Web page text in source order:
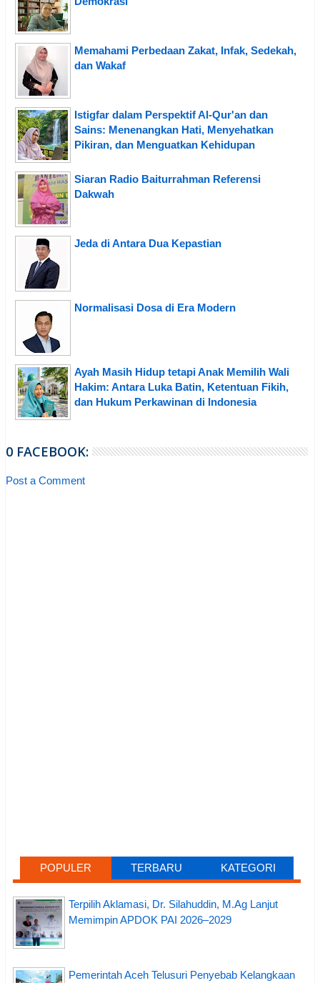
Memahami Perbedaan Zakat, Infak, Sedekah,
dan Wakaf
Istigfar dalam Perspektif Al-Qur'an dan
Sains: Menenangkan Hati, Menyehatkan
Pikiran, dan Menguatkan Kehidupan
Siaran Radio Baiturrahman Referensi
Dakwah
Jeda di Antara Dua Kepastian
Normalisasi Dosa di Era Modern
Ayah Masih Hidup tetapi Anak Memilih Wali
Hakim: Antara Luka Batin, Ketentuan Fikih,
dan Hukum Perkawinan di Indonesia
0 FACEBOOK:
Post a Comment
POPULER TERBARU KATEGORI
Terpilih Aklamasi, Dr. Silahuddin, M.Ag Lanjut
Memimpin APDOK PAI 2026–2029
Pemerintah Aceh Telusuri Penyebab Kelangkaan